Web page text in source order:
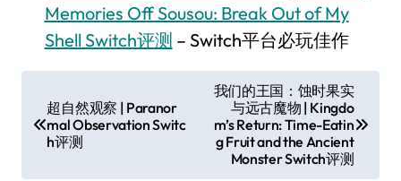
Memories Off Sousou: Break Out of My
Shell Switch评测 – Switch平台必玩佳作
章
航
超自然观察 | Paranor
mal Observation Switc
h评测
我们的王国：蚀时果实
与远古魔物 | Kingdo
m’s Return: Time-Eatin
g Fruit and the Ancient
Monster Switch评测